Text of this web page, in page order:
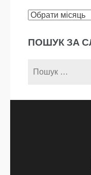
Архів
ПОШУК ЗА